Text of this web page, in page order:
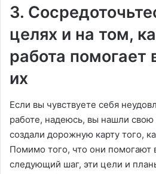
3.
целях и на том,
работа помогает
их
Если вы чувствуете себя
работе, надеюсь, вы нашли
создали дорожную карту того,
Помимо того, что они помогают
следующий шаг, эти цели и